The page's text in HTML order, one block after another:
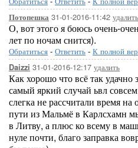
Потопешка 31-01-2016-11:42 удалить
О, вот этого я боюсь очень-
лет по ночам снится).
Обратиться - Ответить - К полной
Daizzi 31-01-2016-12:17 удалить
Как хорошо что всё так
самый яркий случай ьвл
слегка не рассчитали время
пути из Мальмё в Карлсхамн
в Литву, а плюс ко всему в
нуле почти, благо заправка